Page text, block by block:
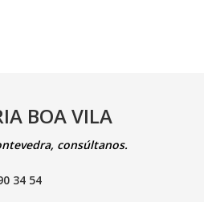
BOA VILA
consúltanos.
34 54